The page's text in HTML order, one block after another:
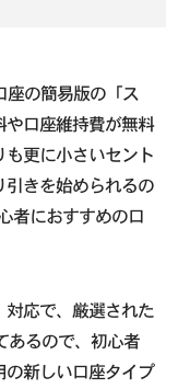
座の簡易版の「ス
や口座維持費が無料
更に小さいセント
引きを始められるの
者におすすめの口
応で、厳選された
あるので、初心者
の新しい口座タイプ